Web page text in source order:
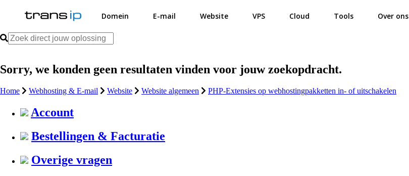
Domein E-mail Website VPS Cloud Tools Over ons
Sorry, we konden geen resultaten vinden voor jouw zoekopdracht.
Home Webhosting & E-mail Website Website algemeen PHP-Extensies op webhostingpakketten in- of uitschakelen
Account
Bestellingen & Facturatie
Overige vragen